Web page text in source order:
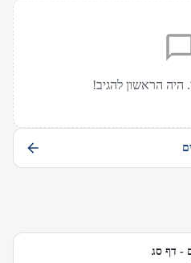
היה הראשון להגיב!
- דף סג